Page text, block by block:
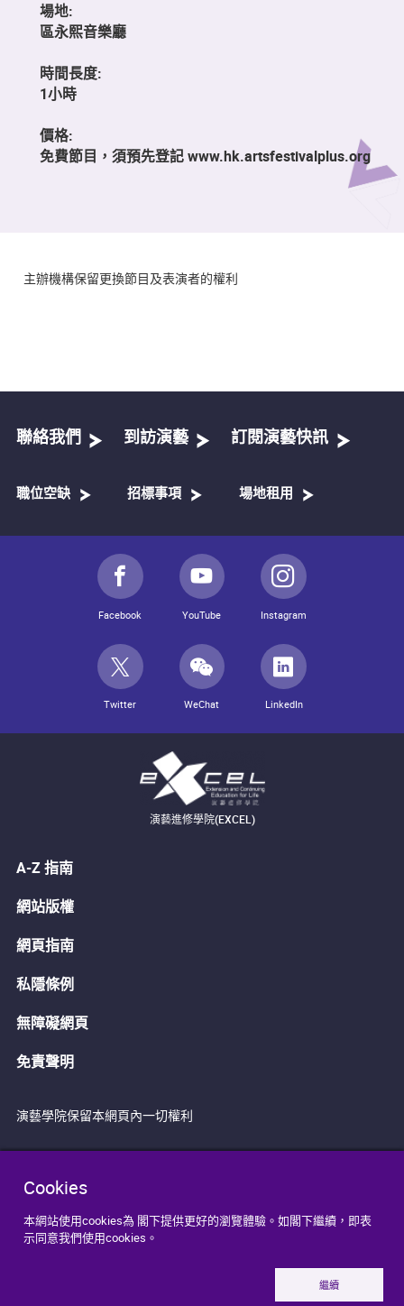
Cookies
本網站使用cookies為 閣下提供更好的瀏覽體驗。如閣下繼續，即表
示同意我們使用cookies。
繼續
場地:
區永熙音樂廳
時間長度:
1小時
價格:
免費節目，須預先登記 www.hk.artsfestivalplus.org
主辦機構保留更換節目及表演者的權利
聯絡我們 到訪演藝 訂閱演藝快訊
職位空缺 招標事項 場地租用
Facebook YouTube Instagram
Twitter WeChat LinkedIn
演藝進修學院(EXCEL)
A-Z 指南
網站版權
網頁指南
私隱條例
無障礙網頁
免責聲明
演藝學院保留本網頁內一切權利